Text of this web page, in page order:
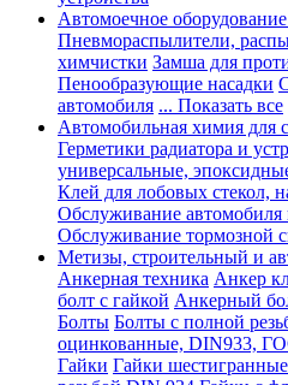
Автомоечное
Пневмораспылители,
химчистки Замша для
Пенообразующие насадки
автомобиля ... Показать все
Автомобильная химия для
Герметики радиатора и
универсальные,
Клей для лобовых стекол,
Обслуживание
Обслуживание тормозной
Метизы, строительный и
Анкерная техника Анкер
болт с гайкой Анкерный
Болты Болты с полной
оцинкованные, DIN933,
Гайки Гайки